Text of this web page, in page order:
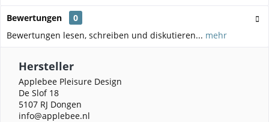
Bewertungen
0
Bewertungen lesen, schreiben und diskutieren... mehr
Hersteller
Applebee Pleisure Design
De Slof 18
5107 RJ Dongen
info@applebee.nl